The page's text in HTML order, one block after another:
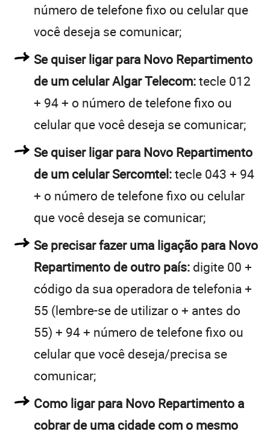
número de telefone fixo ou celular que
você deseja se comunicar;
Se quiser ligar para Novo Repartimento
de um celular Algar Telecom:tecle 012
+ 94 + o número de telefone fixo ou
celular que você deseja se comunicar;
Se quiser ligar para Novo Repartimento
de um celular Sercomtel:tecle 043 + 94
+ o número de telefone fixo ou celular
que você deseja se comunicar;
Se precisar fazer uma ligação para Novo
Repartimento de outro país: digite 00 +
código da sua operadora de telefonia +
55 (lembre-se de utilizar o + antes do
55) + 94 + número de telefone fixo ou
celular que você deseja/precisa se
comunicar;
Como ligar para Novo Repartimento a
cobrar de uma cidade com o mesmo